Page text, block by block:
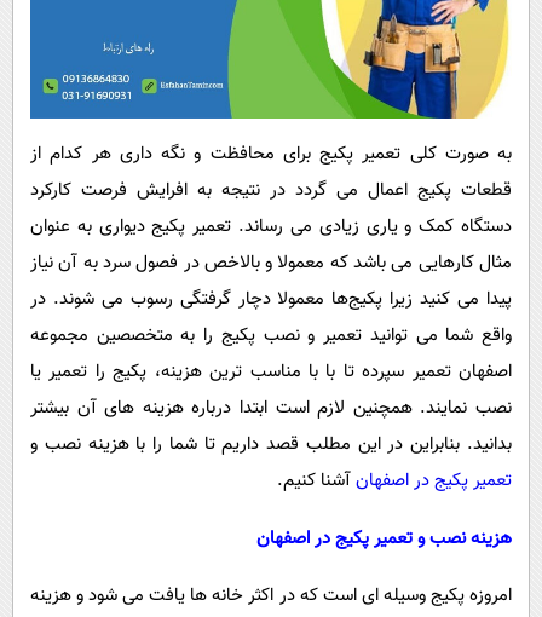
بین الملل
اجتماعی
حیات وحش
به صورت كلی تعمير پكيج برای محافظت و نگه ‌داری هر کدام از
قطعات پكيج اعمال می گردد در نتیجه به افرایش فرصت کارکرد
دستگاه کمک و یاری زیادی می رساند. تعمير پكيج دیواری به عنوان
مثال كارهايی می باشد كه معمولا و بالاخص در فصول سرد به آن نياز
پيدا می ‌كنيد زيرا پكيج‌ها معمولا دچار گرفتگی رسوب می شوند. در
واقع شما می توانید تعمیر و نصب پکیج را به متخصصین مجموعه
اصفهان تعمیر سپرده تا با با مناسب ترین هزینه، پکیج را تعمیر یا
نصب نمایند. همچنین لازم است ابتدا درباره هزینه های آن بیشتر
بدانید. بنابراین در این مطلب قصد داریم تا شما را با هزینه نصب و
تعمیر پکیج در اصفهانآشنا کنیم.
هزینه نصب و تعمیر پکیج در اصفهان
امروزه پکیج وسیله ای است که در اکثر خانه ها یافت می شود و هزینه